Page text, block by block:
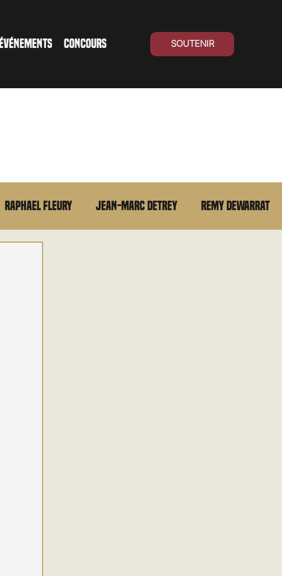
ÉVÉNEMENTS CONCOURS SOUTENIR
Raphael Fleury Jean-Marc Detrey Remy Dewarrat